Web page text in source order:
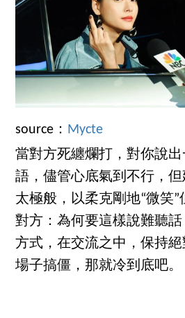
source： Mycte
當對方死纏爛打，對你說
語，儘管心底氣到不行，但
太極般，以柔克剛地“微笑
對方：為何要這樣說難聽
方式，在交流之中，保持
場子搞僵，那就冷到底吧。